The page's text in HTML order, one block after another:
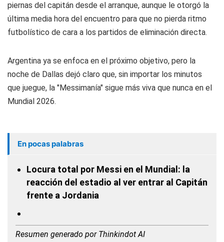
piernas del capitán desde el arranque, aunque le otorgó la
última media hora del encuentro para que no pierda ritmo
futbolístico de cara a los partidos de eliminación directa.
Argentina ya se enfoca en el próximo objetivo, pero la
noche de Dallas dejó claro que, sin importar los minutos
que juegue, la "Messimanía" sigue más viva que nunca en el
Mundial 2026.
En pocas palabras
Locura total por Messi en el Mundial: la
reacción del estadio al ver entrar al Capitán
frente a Jordania
Resumen generado por Thinkindot AI